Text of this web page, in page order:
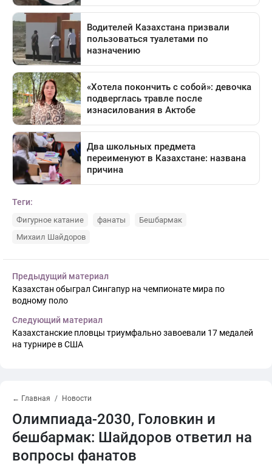
Теги:
Фигурное катание фанаты
Бешбармак
Михаил Шайдоров
Предыдущий материал
Казахстан обыграл Сингапур на чемпионате мира по
водному поло
Следующий материал
Казахстанские пловцы триумфально завоевали 17 медалей
на турнире в США
← Главная Новости
Олимпиада-2030, Головкин и
бешбармак: Шайдоров ответил на
вопросы фанатов